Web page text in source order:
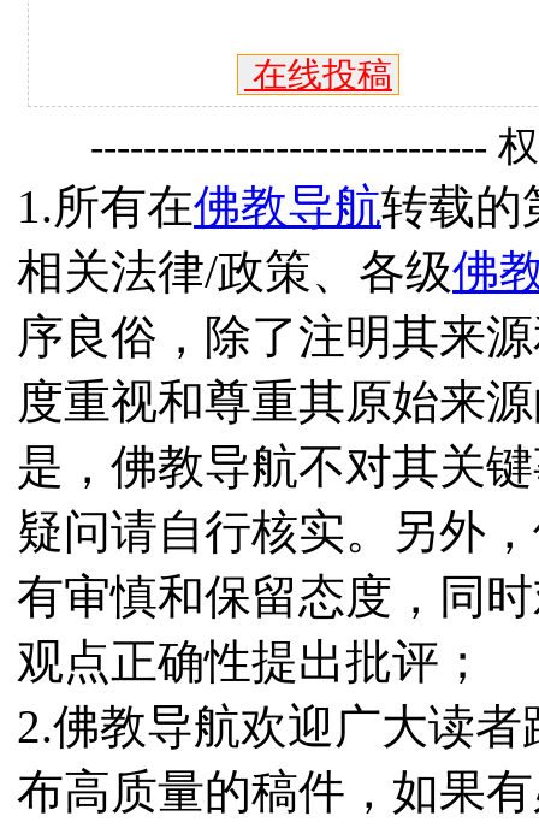
在线投稿
------------------------------
1.所有在佛教导航转载的
相关法律/政策、各级佛
序良俗，除了注明其来
度重视和尊重其原始来
是，佛教导航不对其关
疑问请自行核实。另外
有审慎和保留态度，同
观点正确性提出批评；
2.佛教导航欢迎广大读
布高质量的稿件，如果